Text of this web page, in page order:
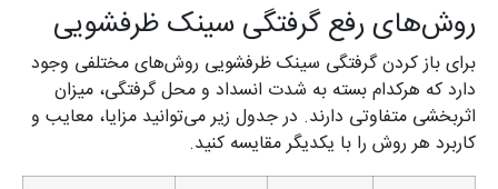
روش‌های رفع گرفتگی سینک ظرفشویی
برای باز کردن گرفتگی سینک ظرفشویی روش‌های مختلفی وجود
دارد که هرکدام بسته به شدت انسداد و محل گرفتگی، میزان
اثربخشی متفاوتی دارند. در جدول زیر می‌توانید مزایا، معایب و
کاربرد هر روش را با یکدیگر مقایسه کنید.